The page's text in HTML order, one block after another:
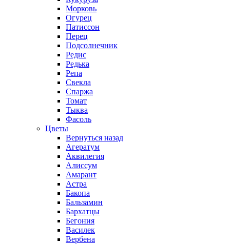
Морковь
Огурец
Патиссон
Перец
Подсолнечник
Редис
Редька
Репа
Свекла
Спаржа
Томат
Тыква
Фасоль
Цветы
Вернуться назад
Агератум
Аквилегия
Алиссум
Амарант
Астра
Бакопа
Бальзамин
Бархатцы
Бегония
Василек
Вербена